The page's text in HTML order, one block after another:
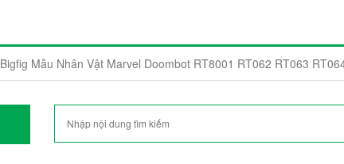
Bigfig Mẫu Nhân Vật Marvel Doombot RT8001 RT062 RT063